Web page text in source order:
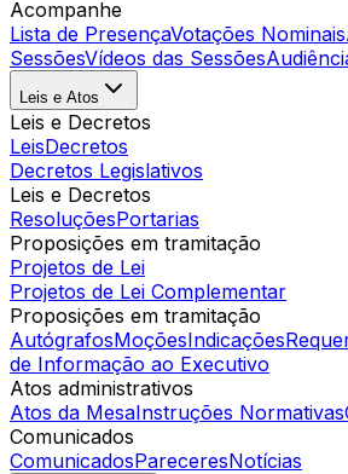
Acompanhe
Lista de PresençaVotações Nominais
SessõesVídeos das Sessões
Leis e Atos
Leis e Decretos
LeisDecretos
Decretos Legislativos
Leis e Decretos
ResoluçõesPortarias
Proposições em tramitação
Projetos de Lei
Projetos de Lei Complementar
Proposições em tramitação
AutógrafosMoçõesIndicações
de Informação ao Executivo
Atos administrativos
Atos da MesaInstruções Normativas
Comunicados
ComunicadosPareceresNotícias